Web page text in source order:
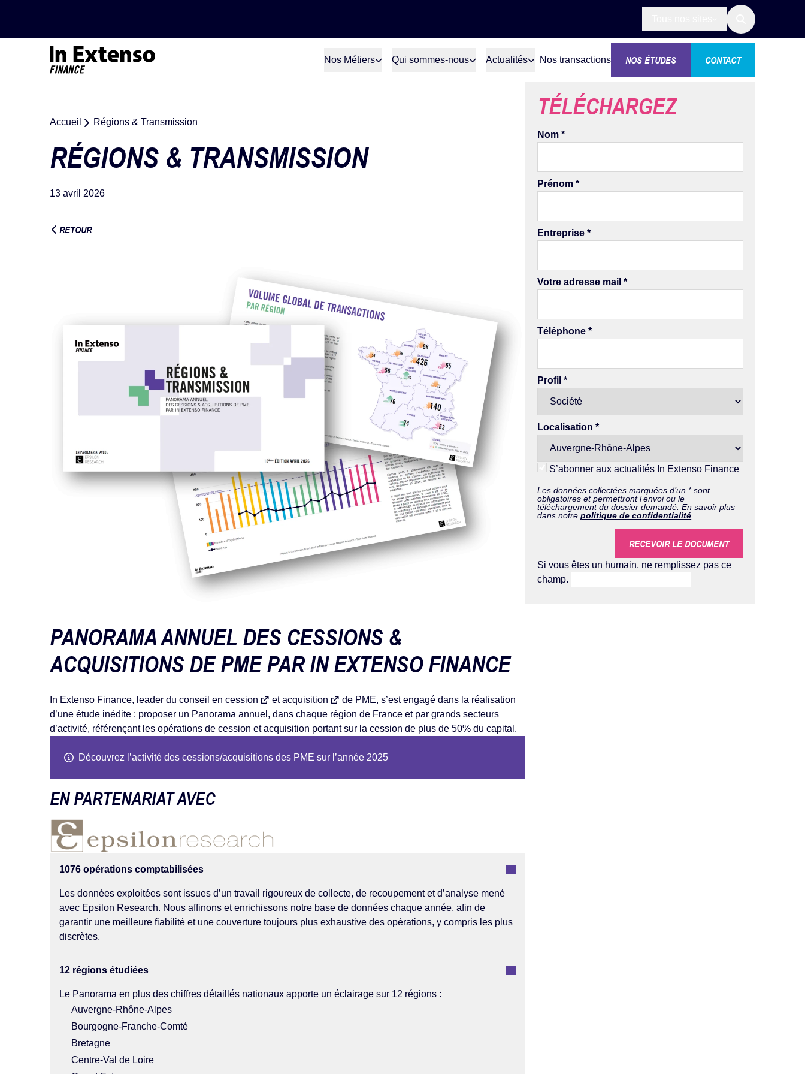
Nos Métiers Qui sommes-nous Actualités Nos transactions NOS ÉTUDES CONTACT
Accueil Régions & Transmission
RÉGIONS & TRANSMISSION
13 avril 2026
RETOUR
PANORAMA ANNUEL DES CESSIONS &
ACQUISITIONS DE PME PAR IN EXTENSO FINANCE
In Extenso Finance, leader du conseil en cession etacquisition
de PME, s’est engagé dans la réalisation
d’une étude inédite : proposer un Panorama annuel, dans chaque région de France et par grands secteurs
d’activité, référençant les opérations de cession et acquisition portant sur la cession de plus de 50% du capital.
Découvrez l’activité des cessions/acquisitions des PME sur l’année 2025
EN PARTENARIAT AVEC
1076 opérations comptabilisées
Les données exploitées sont issues d’un travail rigoureux de collecte, de recoupement et d’analyse mené
avec Epsilon Research. Nous affinons et enrichissons notre base de données chaque année, afin de
garantir une meilleure fiabilité et une couverture toujours plus exhaustive des opérations, y compris les plus
discrètes.
12 régions étudiées
Le Panorama en plus des chiffres détaillés nationaux apporte un éclairage sur 12 régions :
Auvergne-Rhône-Alpes
Bourgogne-Franche-Comté
Bretagne
Centre-Val de Loire
Téléchargement
de
ressource
TÉLÉCHARGEZ
Nom*
Prénom*
Entreprise*
Votre adresse mail*
Téléphone*
Profil*
Localisation*
S’abonner aux actualités In Extenso Finance
Les données collectées marquées d’un * sont
obligatoires et permettront l’envoi ou le
téléchargement du dossier demandé. En savoir plus
dans notrepolitique de confidentialité
RECEVOIR LE DOCUMENT
Si vous êtes un humain, ne remplissez pas ce
champ.